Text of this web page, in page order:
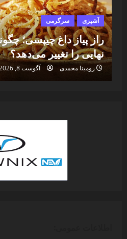
آشپزی سرگرمی
راز پیاز داغ چیپسی؛
نهایی را تغییر می‌دهد؟
رومینا محمدی آگوست 8, 2026